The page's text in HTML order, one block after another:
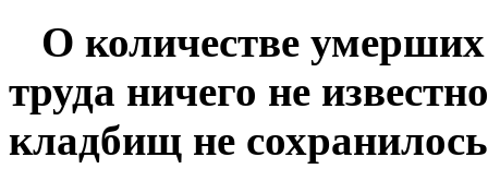
О количестве умерших
труда ничего не
кладбищ не